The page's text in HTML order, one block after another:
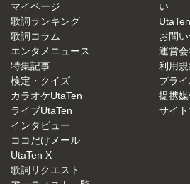
マイページ
歌詞ランキング
歌詞コラム
エンタメニュース
特集記事
検定・クイズ
カラオケUtaTen
ライブUtaTen
インタビュー
ココだけメール
UtaTen X
歌詞リクエスト
い
お問
運営会
利用規
プラ
提携
サイ